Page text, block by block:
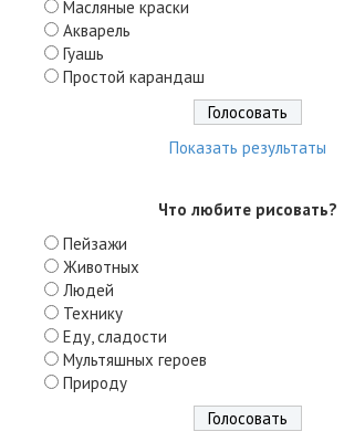
Масляные краски
Акварель
Гуашь
Простой карандаш
Показать результаты
Что любите рисовать?
Пейзажи
Животных
Людей
Технику
Еду, сладости
Мультяшных героев
Природу